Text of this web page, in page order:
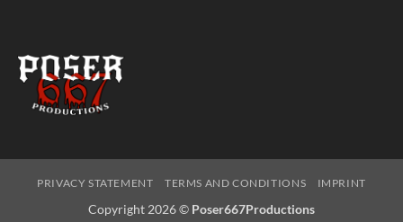
PRIVACY STATEMENT TERMS AND CONDITIONS IMPRINT
Copyright 2026 © Poser667Productions